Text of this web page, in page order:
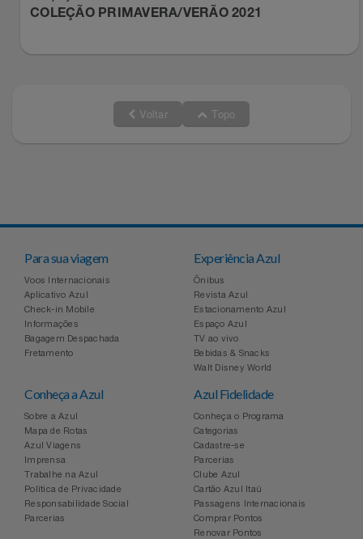
Perfume
Perfumes
Pet
Saúde E Bem-Estar
Utilidades Industriais
Natura
Perfumes & Cosméticos
Porto Brasil
Renner
Safe – Escola De Aviação
Top Store
Tramontina
COLEÇÃO PRIMAVERA/VERÃO 2021
Voltar Topo
Para sua viagem
Voos Internacionais
Aplicativo Azul
Check-in Mobile
Informações
Bagagem Despachada
Fretamento
Experiência Azul
Ônibus
Revista Azul
Estacionamento Azul
Espaço Azul
TV ao vivo
Bebidas & Snacks
Walt Disney World
Conheça a Azul
Sobre a Azul
Mapa de Rotas
Azul Viagens
Imprensa
Trabalhe na Azul
Política de Privacidade
Responsabilidade Social
Parcerias
Azul Fidelidade
Conheça o Programa
Categorias
Cadastre-se
Parcerias
Clube Azul
Cartão Azul Itaú
Passagens Internacionais
Comprar Pontos
Renovar Pontos